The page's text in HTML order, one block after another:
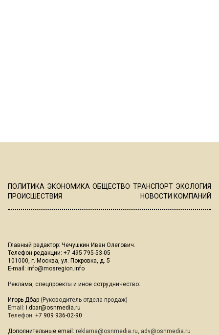
ПОЛИТИКА ЭКОНОМИКА ОБЩЕСТВО ТРАНСПОРТ ЭКОЛОГИЯ
ПРОИСШЕСТВИЯ
НОВОСТИ КОМПАНИЙ
Главный редактор: Чечушкин Иван Олегович.
Телефон редакции: +7 495 795-53-05
101000, г. Москва, ул. Покровка, д. 5
E-mail: info@mosregion.info
Реклама, спецпроекты и иное сотрудничество:
Игорь Дбар (Руководитель отдела продаж)
Email: i.dbar@osnmedia.ru
Телефон: +7 909 936-02-90
Дополнительные email: reklama@osnmedia.ru, adv@osnmedia.ru